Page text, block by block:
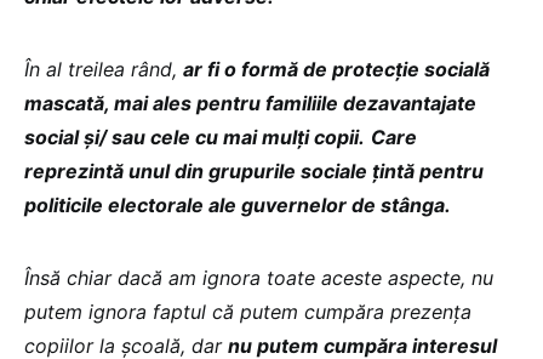
În al treilea rând, ar fi o formă de protecție socială
mascată, mai ales pentru familiile dezavantajate
social și/ sau cele cu mai mulți copii. Care
reprezintă unul din grupurile sociale țintă pentru
politicile electorale ale guvernelor de stânga.
Însă chiar dacă am ignora toate aceste aspecte, nu
putem ignora faptul că putem cumpăra prezența
copiilor la școală, dar nu putem cumpăra interesul